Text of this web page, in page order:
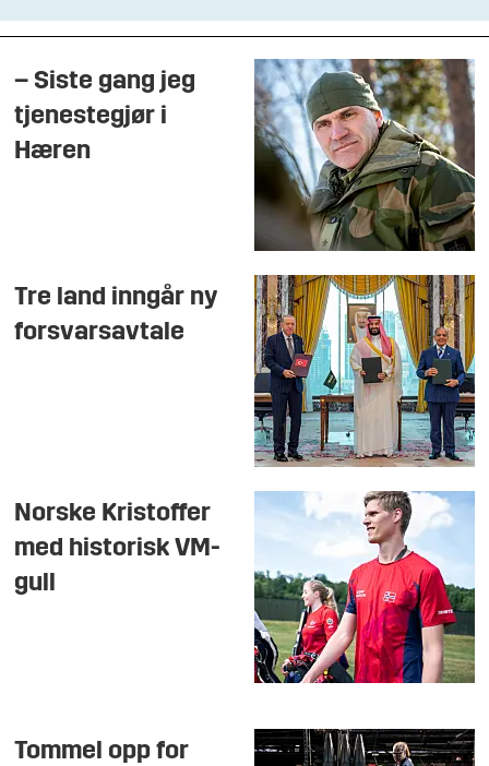
– Siste gang jeg
tjenestegjør i
Hæren
Tre land inngår ny
forsvarsavtale
Norske Kristoffer
med historisk VM-
gull
Tommel opp for